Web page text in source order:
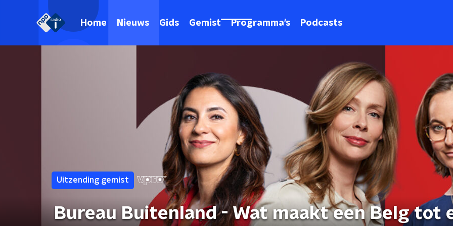
Home Nieuws Gids Gemist Programma's Podcasts
Uitzending gemist
Bureau Buitenland - Wat maakt een Belg tot